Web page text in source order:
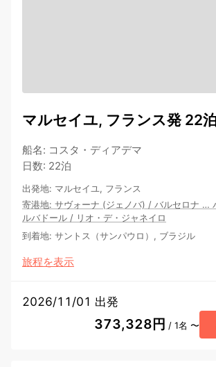
マルセイユ, フランス発 22
船名: コスタ・ディアデマ
日数: 22泊
出発地: マルセイユ, フランス
寄港地: サヴォーナ (ジェノバ) / バルセロナ …
ルバドール / リオ・デ・ジャネイロ
到着地: サントス（サンパウロ）, ブラジル
旅程を表示
2026/11/01 出発
373,328円 / 1名 〜